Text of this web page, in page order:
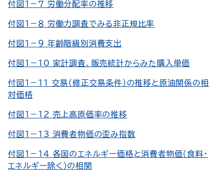
付図１－７ 労働分配率の推移
付図１－８ 労働力調査でみる非正規比率
付図１－９ 年齢階級別消費支出
付図１－10 家計調査、販売統計からみた購入単価
付図１－11 交易（修正交易条件）の推移と原油関係の相
対価格
付図１－12 売上高原価率の推移
付図１－13 消費者物価の歪み指数
付図１－14 各国のエネルギー価格と消費者物価（食料・
エネルギー除く）の相関